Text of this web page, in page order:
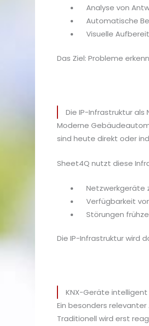
Analyse von
Automatische
Visuelle
Das Ziel: Probleme
Die IP-Infrastruktur als
Moderne
sind heute direkt oder
Sheet4Q nutzt diese
Netzwerkgeräte
Verfügbarkeit
Störungen
Die IP-Infrastruktur wird
KNX-Geräte
Ein besonders
Traditionell wird erst